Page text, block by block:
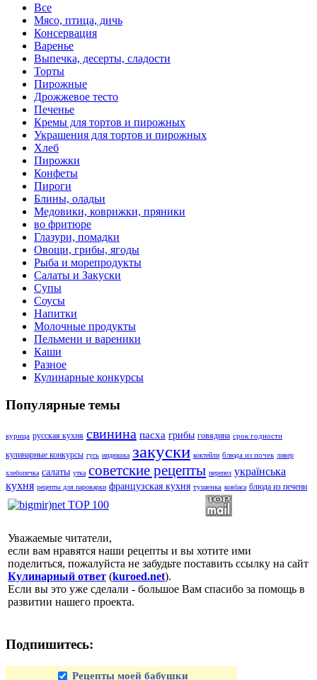
Все
Мясо, птица, дичь
Консервация
Варенье
Выпечка, десерты, сладости
Торты
Пирожные
Дрожжевое тесто
Печенье
Кремы для тортов и пирожных
Украшения для тортов и пирожных
Хлеб
Пирожки
Конфеты
Пироги
Блины, оладьи
Медовики, коврижки, пряники
во фритюре
Глазури, помадки
Овощи, грибы, ягоды
Рыба и морепродукты
Салаты и Закуски
Супы
Соусы
Напитки
Молочные продукты
Пельмени и вареники
Каши
Разное
Кулинарные конкурсы
Популярные темы
курица русская кухня свинина пасха грибы говядина срок годности
кулинарные конкурсы гусь индюшка закуски коктейли блюда из почек ливер
хлебопечка салаты утка советские рецепты перепел українська
кухня рецепты для пароварки французская кухня тушенка ковбаса блюда из печени
Уважаемые читатели,
если вам нравятся наши рецепты и вы хотите ими
поделиться, пожалуйста не забудьте поставить ссылку на сайт
Кулинарный ответ (kuroed.net).
Если вы это уже сделали - большое Вам спасибо за помощь в
развитии нашего проекта.
Подпишитесь:
Рецепты моей бабушки